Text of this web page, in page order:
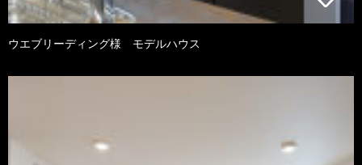
ウエブリーディング様 モデルハウス